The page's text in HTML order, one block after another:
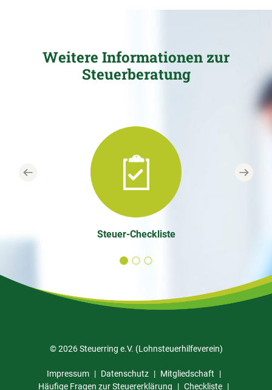
Weitere Informationen zur
Steuerberatung
Steuer-Checkliste
Previous Next
© 2026 Steuerring e.V. (Lohnsteuerhilfeverein)
Impressum Datenschutz
Mitgliedschaft
Häufige Fragen zur Steuererklärung
Checkliste